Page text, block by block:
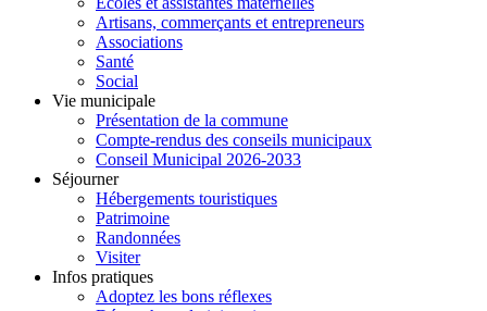
Artisans, commerçants et entrepreneurs
Associations
Santé
Social
Vie municipale
Présentation de la commune
Compte-rendus des conseils municipaux
Conseil Municipal 2026-2033
Séjourner
Hébergements touristiques
Patrimoine
Randonnées
Visiter
Infos pratiques
Adoptez les bons réflexes